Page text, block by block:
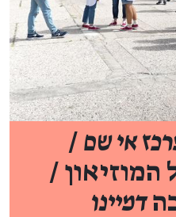
אי שם /
המוזיאון /
דמיינו